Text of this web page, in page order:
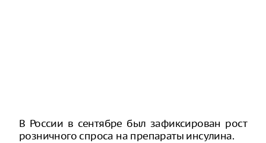
В России в сентябре был зафиксирован рост
розничного спроса на препараты инсулина.